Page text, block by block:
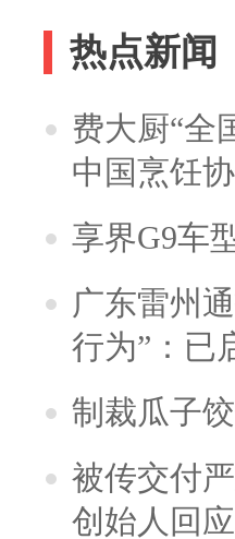
热点新闻
费大厨“全
中国烹饪
享界G9车
广东雷州
行为”：已
制裁瓜子
被传交付
创始人回